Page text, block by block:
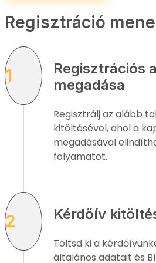
Regisztráció
Regisztrációs
megadása
Regisztrálj az alább
kitöltésével, ahol a
megadásával
folyamatot.
1
Kérdőív
Töltsd ki a
általános adatait és
2